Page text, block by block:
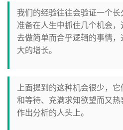
我们的经验往往会验证一个
准备在人生中抓住几个机会，
去做简单而合乎逻辑的事情
大的增长。
上面提到的这种机会很少，
和等待、充满求知欲望而又
作出分析的人头上。